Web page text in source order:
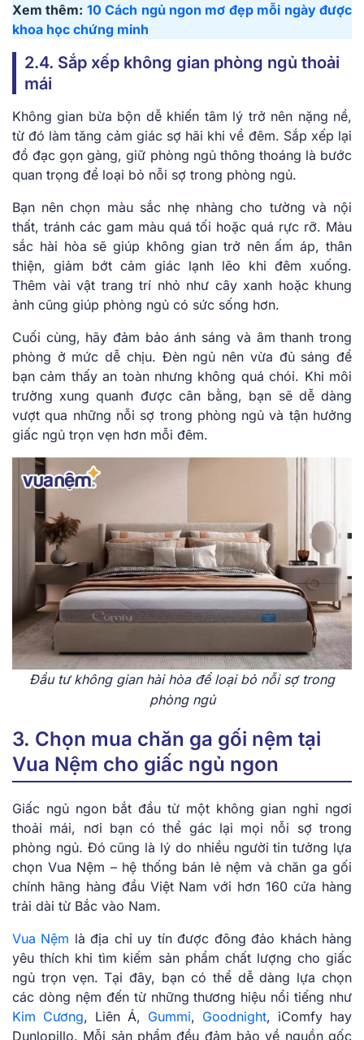
Xem thêm: 10 Cách ngủ ngon mơ đẹp mỗi ngày được
khoa học chứng minh
2.4. Sắp xếp không gian phòng ngủ thoải
mái
Không gian bừa bộn dễ khiến tâm lý trở nên nặng nề,
từ đó làm tăng cảm giác sợ hãi khi về đêm. Sắp xếp lại
đồ đạc gọn gàng, giữ phòng ngủ thông thoáng là bước
quan trọng để loại bỏ nỗi sợ trong phòng ngủ.
Bạn nên chọn màu sắc nhẹ nhàng cho tường và nội
thất, tránh các gam màu quá tối hoặc quá rực rỡ. Màu
sắc hài hòa sẽ giúp không gian trở nên ấm áp, thân
thiện, giảm bớt cảm giác lạnh lẽo khi đêm xuống.
Thêm vài vật trang trí nhỏ như cây xanh hoặc khung
ảnh cũng giúp phòng ngủ có sức sống hơn.
Cuối cùng, hãy đảm bảo ánh sáng và âm thanh trong
phòng ở mức dễ chịu. Đèn ngủ nên vừa đủ sáng để
bạn cảm thấy an toàn nhưng không quá chói. Khi môi
trường xung quanh được cân bằng, bạn sẽ dễ dàng
vượt qua những nỗi sợ trong phòng ngủ và tận hưởng
giấc ngủ trọn vẹn hơn mỗi đêm.
Đầu tư không gian hài hòa để loại bỏ nỗi sợ trong
phòng ngủ
3. Chọn mua chăn ga gối nệm tại
Vua Nệm cho giấc ngủ ngon
Giấc ngủ ngon bắt đầu từ một không gian nghỉ ngơi
thoải mái, nơi bạn có thể gác lại mọi nỗi sợ trong
phòng ngủ. Đó cũng là lý do nhiều người tin tưởng lựa
chọn Vua Nệm – hệ thống bán lẻ nệm và chăn ga gối
chính hãng hàng đầu Việt Nam với hơn 160 cửa hàng
trải dài từ Bắc vào Nam.
Vua Nệm là địa chỉ uy tín được đông đảo khách hàng
yêu thích khi tìm kiếm sản phẩm chất lượng cho giấc
ngủ trọn vẹn. Tại đây, bạn có thể dễ dàng lựa chọn
các dòng nệm đến từ những thương hiệu nổi tiếng như
Kim Cương, Liên Á, Gummi, Goodnight, iComfy hay
Dunlopillo. Mỗi sản phẩm đều đảm bảo về nguồn gốc